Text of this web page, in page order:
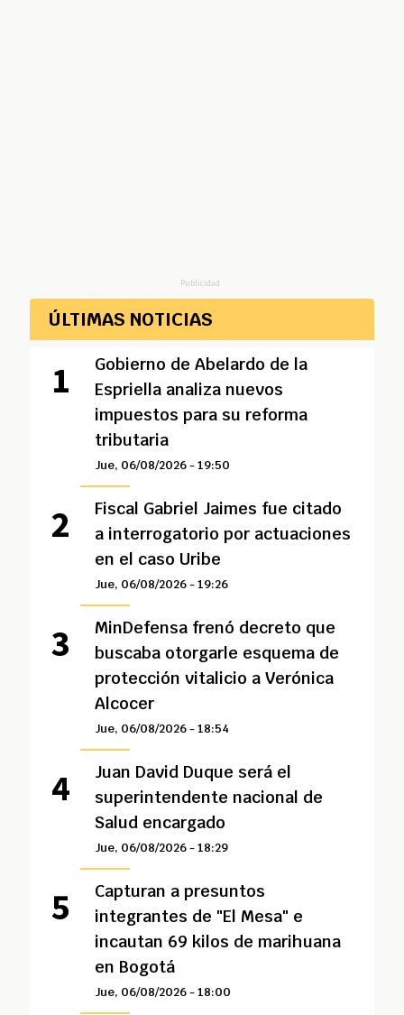
Publicidad
ÚLTIMAS NOTICIAS
Gobierno de Abelardo de la
Espriella analiza nuevos
impuestos para su reforma
tributaria
Jue, 06/08/2026 - 19:50
Fiscal Gabriel Jaimes fue citado
a interrogatorio por actuaciones
en el caso Uribe
Jue, 06/08/2026 - 19:26
MinDefensa frenó decreto que
buscaba otorgarle esquema de
protección vitalicio a Verónica
Alcocer
Jue, 06/08/2026 - 18:54
Juan David Duque será el
superintendente nacional de
Salud encargado
Jue, 06/08/2026 - 18:29
Capturan a presuntos
integrantes de "El Mesa" e
incautan 69 kilos de marihuana
en Bogotá
Jue, 06/08/2026 - 18:00